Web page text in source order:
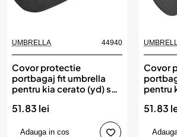
UMBRELLA 44940
Covor protectie
portbagaj fit umbrella
pentru kia cerato (yd) sd
51.83 lei
Adauga in cos
Covor
pentru
51.83